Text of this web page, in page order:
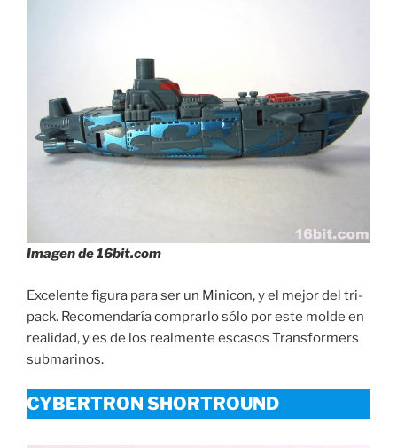
Imagen de 16bit.com
Excelente figura para ser un Minicon, y el mejor del tri-
pack. Recomendaría comprarlo sólo por este molde en
realidad, y es de los realmente escasos Transformers
submarinos.
CYBERTRON SHORTROUND